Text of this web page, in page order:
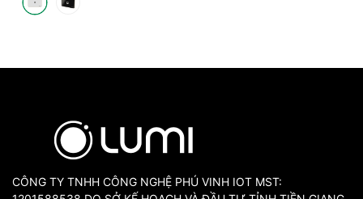
CÔNG TY TNHH CÔNG NGHỆ PHÚ VINH IOT MST: